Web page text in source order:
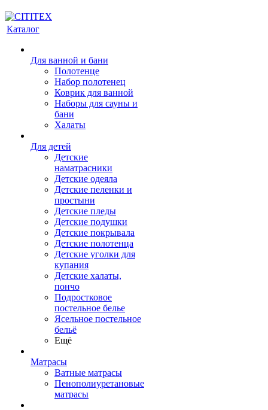
Каталог
Для ванной и бани
Полотенце
Набор полотенец
Коврик для ванной
Наборы для сауны и
бани
Халаты
Для детей
Детские
наматрасники
Детские одеяла
Детские пеленки и
простыни
Детские пледы
Детские подушки
Детские покрывала
Детские полотенца
Детские уголки для
купания
Детские халаты,
пончо
Подростковое
постельное белье
Ясельное постельное
бельё
Ещё
Матрасы
Ватные матрасы
Пенополиуретановые
матрасы